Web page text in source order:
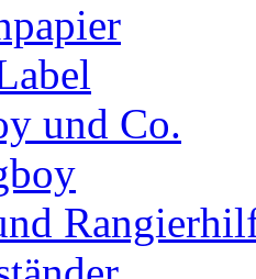
und Co.